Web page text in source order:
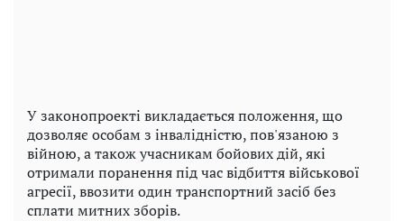
У законопроекті викладається положення, що
дозволяє особам з інвалідністю, пов'язаною з
війною, а також учасникам бойових дій, які
отримали поранення під час відбиття військової
агресії, ввозити один транспортний засіб без
сплати митних зборів.